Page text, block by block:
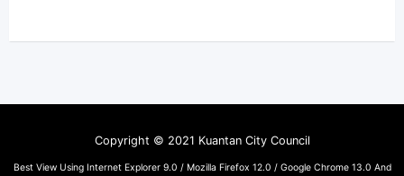
Copyright © 2021 Kuantan City Council
Best View Using Internet Explorer 9.0 / Mozilla Firefox 12.0 / Google Chrome 13.0 And